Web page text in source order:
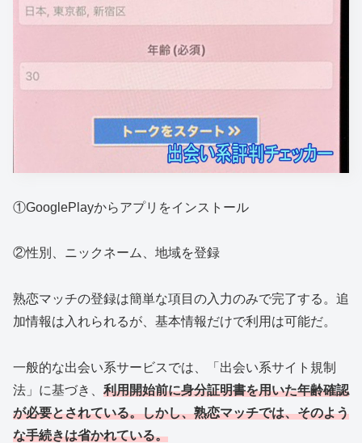
①GooglePlayからアプリをインストール
②性別、ニックネーム、地域を登録
熟恋マッチの登録は簡単な項目の入力のみで完了する。追
加情報は入れられるが、基本情報だけで利用は可能だ。
一般的な出会い系サービスでは、「出会い系サイト規制
法」に基づき、 利用開始前に身分証明書を用いた年齢確認
が必要とされている。しかし、熟恋マッチでは、そのよう
な手続きは省かれている。